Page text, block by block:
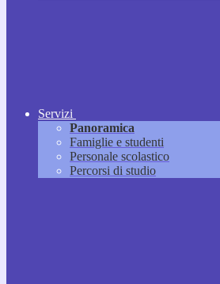
Servizi
Panoramica
Famiglie e studenti
Personale scolastico
Percorsi di studio